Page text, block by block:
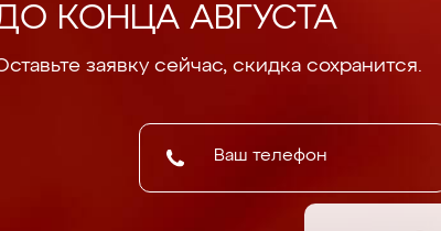
КОНЦА АВГУСТА
заявку сейчас, скидка сохранится.